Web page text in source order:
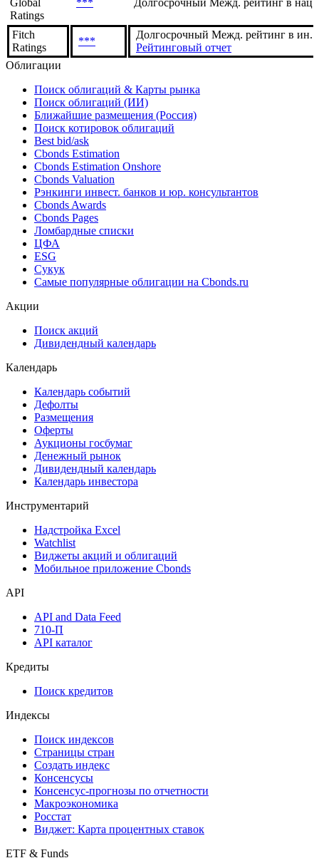
Global
Ratings
*** Долгосрочный Межд. рейтинг в нац.
Fitch
Ratings
***
Долгосрочный Межд. рейтинг в ин.
Рейтинговый отчет
Облигации
Поиск облигаций & Карты рынка
Поиск облигаций (ИИ)
Ближайшие размещения (Россия)
Поиск котировок облигаций
Best bid/ask
Cbonds Estimation
Cbonds Estimation Onshore
Cbonds Valuation
Рэнкинги инвест. банков и юр. консультантов
Cbonds Awards
Cbonds Pages
Ломбардные списки
ЦФА
ESG
Сукук
Самые популярные облигации на Cbonds.ru
Акции
Поиск акций
Дивидендный календарь
Календарь
Календарь событий
Дефолты
Размещения
Оферты
Аукционы госбумаг
Денежный рынок
Дивидендный календарь
Календарь инвестора
Инструментарий
Надстройка Excel
Watchlist
Виджеты акций и облигаций
Мобильное приложение Cbonds
API
API and Data Feed
710-П
API каталог
Кредиты
Поиск кредитов
Индексы
Поиск индексов
Страницы стран
Создать индекс
Консенсусы
Консенсус-прогнозы по отчетности
Макроэкономика
Росстат
Виджет: Карта процентных ставок
ETF & Funds